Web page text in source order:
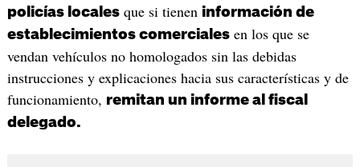
policías localesque si tienen información de
establecimientos comercialesen los que se
vendan vehículos no homologados sin las debidas
instrucciones y explicaciones hacia sus características y de
funcionamiento, remitan un informe al fiscal
delegado.